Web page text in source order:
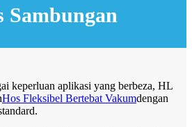
Sambungan
keperluan aplikasi yang berbeza, HL
Hos Fleksibel Bertebat Vakumdengan